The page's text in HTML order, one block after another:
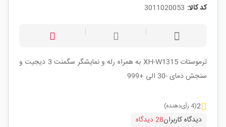
کد کالا: 3011020053
ترموستات XH-W1315 به همراه رله و نمایشگر سگمنت 3 دیجیت و
سنجش دمای -30 الی +999
2(4 رأی‌دهنده)
دیدگاه کاربران28 دیدگاه